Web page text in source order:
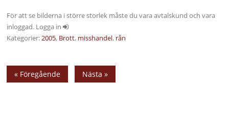
För att se bilderna i större storlek måste du vara avtalskund och vara
inloggad. Logga in
Kategorier:2005, Brott, misshandel, rån
« Föregående Nästa »